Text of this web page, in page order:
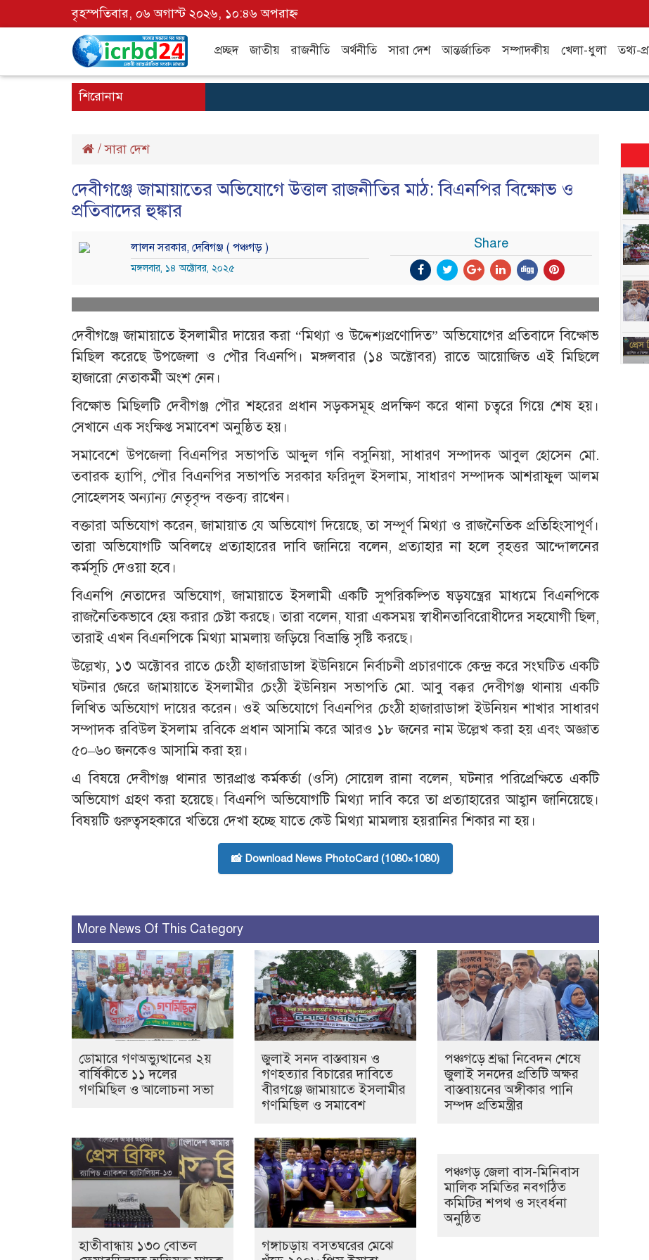
বৃহস্পতিবার, ০৬ অগাস্ট ২০২৬, ১০:৪৬ অপরাহ্ন
প্রচ্ছদ জাতীয় রাজনীতি অর্থনীতি সারা দেশ আন্তর্জাতিক সম্পাদকীয় খেলা-ধুলা তথ্য-
শিরোনাম
/সারা দেশ
দেবীগঞ্জে জামায়াতের অভিযোগে উত্তাল রাজনীতির মাঠ: বিএনপির বিক্ষোভ ও
প্রতিবাদের হুঙ্কার
লালন সরকার, দেবিগঞ্জ ( পঞ্চগড় )
মঙ্গলবার, ১৪ অক্টোবর, ২০২৫
Share
দেবীগঞ্জে জামায়াতে ইসলামীর দায়ের করা “মিথ্যা ও উদ্দেশ্যপ্রণোদিত” অভিযোগের প্রতিবাদে বিক্ষোভ
মিছিল করেছে উপজেলা ও পৌর বিএনপি। মঙ্গলবার (১৪ অক্টোবর) রাতে আয়োজিত এই মিছিলে
হাজারো নেতাকর্মী অংশ নেন।
বিক্ষোভ মিছিলটি দেবীগঞ্জ পৌর শহরের প্রধান সড়কসমূহ প্রদক্ষিণ করে থানা চত্বরে গিয়ে শেষ হয়।
সেখানে এক সংক্ষিপ্ত সমাবেশ অনুষ্ঠিত হয়।
সমাবেশে উপজেলা বিএনপির সভাপতি আব্দুল গনি বসুনিয়া, সাধারণ সম্পাদক আবুল হোসেন মো.
তবারক হ্যাপি, পৌর বিএনপির সভাপতি সরকার ফরিদুল ইসলাম, সাধারণ সম্পাদক আশরাফুল আলম
সোহেলসহ অন্যান্য নেতৃবৃন্দ বক্তব্য রাখেন।
বক্তারা অভিযোগ করেন, জামায়াত যে অভিযোগ দিয়েছে, তা সম্পূর্ণ মিথ্যা ও রাজনৈতিক প্রতিহিংসাপূর্ণ।
তারা অভিযোগটি অবিলম্বে প্রত্যাহারের দাবি জানিয়ে বলেন, প্রত্যাহার না হলে বৃহত্তর আন্দোলনের
কর্মসূচি দেওয়া হবে।
বিএনপি নেতাদের অভিযোগ, জামায়াতে ইসলামী একটি সুপরিকল্পিত ষড়যন্ত্রের মাধ্যমে বিএনপিকে
রাজনৈতিকভাবে হেয় করার চেষ্টা করছে। তারা বলেন, যারা একসময় স্বাধীনতাবিরোধীদের সহযোগী ছিল,
তারাই এখন বিএনপিকে মিথ্যা মামলায় জড়িয়ে বিভ্রান্তি সৃষ্টি করছে।
উল্লেখ্য, ১৩ অক্টোবর রাতে চেংঠী হাজারাডাঙ্গা ইউনিয়নে নির্বাচনী প্রচারণাকে কেন্দ্র করে সংঘটিত একটি
ঘটনার জেরে জামায়াতে ইসলামীর চেংঠী ইউনিয়ন সভাপতি মো. আবু বক্কর দেবীগঞ্জ থানায় একটি
লিখিত অভিযোগ দায়ের করেন। ওই অভিযোগে বিএনপির চেংঠী হাজারাডাঙ্গা ইউনিয়ন শাখার সাধারণ
সম্পাদক রবিউল ইসলাম রবিকে প্রধান আসামি করে আরও ১৮ জনের নাম উল্লেখ করা হয় এবং অজ্ঞাত
৫০–৬০ জনকেও আসামি করা হয়।
এ বিষয়ে দেবীগঞ্জ থানার ভারপ্রাপ্ত কর্মকর্তা (ওসি) সোয়েল রানা বলেন, ঘটনার পরিপ্রেক্ষিতে একটি
অভিযোগ গ্রহণ করা হয়েছে। বিএনপি অভিযোগটি মিথ্যা দাবি করে তা প্রত্যাহারের আহ্বান জানিয়েছে।
বিষয়টি গুরুত্বসহকারে খতিয়ে দেখা হচ্ছে যাতে কেউ মিথ্যা মামলায় হয়রানির শিকার না হয়।
📸 Download News PhotoCard (1080×1080)
More News Of This Category
ডোমারে গণঅভ্যুত্থানের ২য়
বার্ষিকীতে ১১ দলের
গণমিছিল ও আলোচনা সভা
জুলাই সনদ বাস্তবায়ন ও
গণহত্যার বিচারের দাবিতে
বীরগঞ্জে জামায়াতে ইসলামীর
গণমিছিল ও সমাবেশ
পঞ্চগড়ে শ্রদ্ধা নিবেদন শেষে
জুলাই সনদের প্রতিটি অক্ষর
বাস্তবায়নের অঙ্গীকার পানি
সম্পদ প্রতিমন্ত্রীর
হাতীবান্ধায় ১৩০ বোতল
গঙ্গাচড়ায় বসতঘরের মেঝে
পঞ্চগড় জেলা বাস-মিনিবাস
মালিক সমিতির নবগঠিত
কমিটির শপথ ও সংবর্ধনা
অনুষ্ঠিত